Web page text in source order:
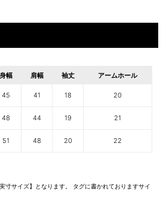
身幅 肩幅 袖丈 アームホール
45 41 18 20
48 44 19 21
51 48 20 22
寸サイズ】となります。 タグに書かれておりますサイ